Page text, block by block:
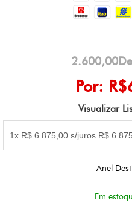
Por:
Visualizar
Anel
Em